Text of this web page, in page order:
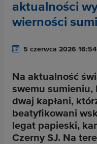
aktualności
wierności
5 czerwca 2026 16:54
Na aktualność
swemu sumieniu,
dwaj kapłani,
beatyfikowani
legat papieski,
Czerny SJ. Na